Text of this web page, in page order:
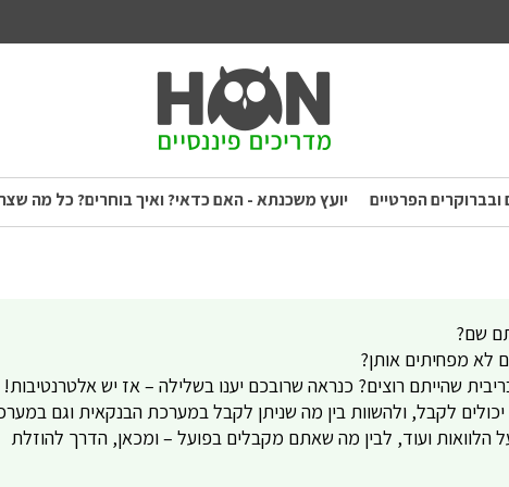
הפרטיים יועץ משכנתא - האם כדאי? ואיך בוחרים? כל מה
שם?
מפחיתים אותן?
שהייתם רוצים? כנראה שרובכם יענו בשלילה – אז יש אלטרנטיבות!
לקבל, ולהשוות בין מה שניתן לקבל במערכת הבנקאית וגם
הלוואות ועוד, לבין מה שאתם מקבלים בפועל – ומכאן, הדרך להוזלת